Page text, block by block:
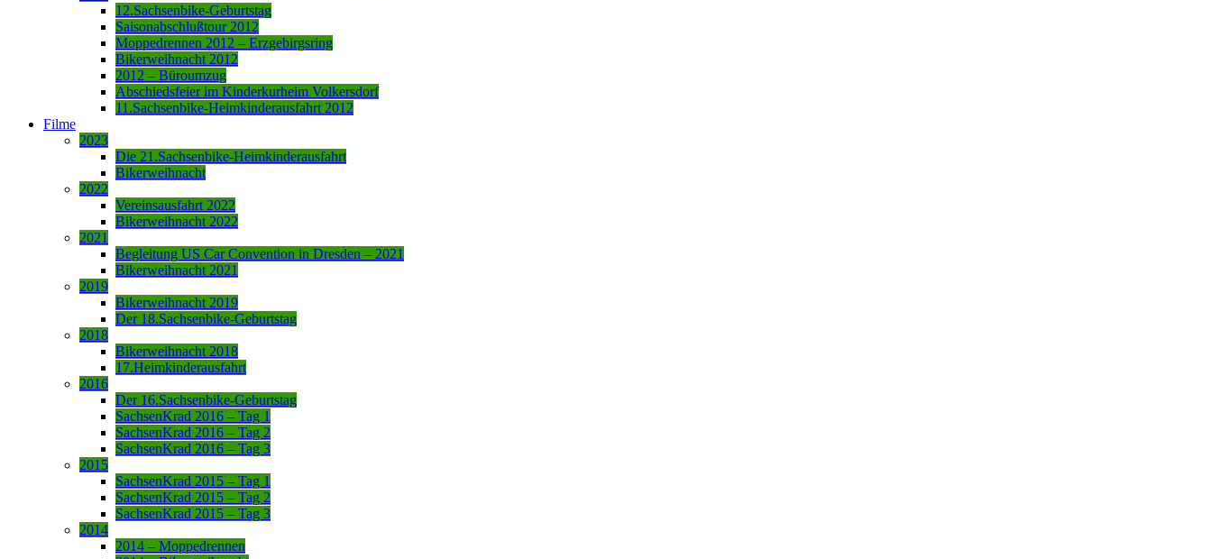
12.Sachsenbike-Geburtstag
Saisonabschlußtour 2012
Moppedrennen 2012 – Erzgebirgsring
Bikerweihnacht 2012
2012 – Büroumzug
Abschiedsfeier im Kinderkurheim Volkersdorf
11.Sachsenbike-Heimkinderausfahrt 2012
Filme
2023
Die 21.Sachsenbike-Heimkinderausfahrt
Bikerweihnacht
2022
Vereinsausfahrt 2022
Bikerweihnacht 2022
2021
Begleitung US Car Convention in Dresden – 2021
Bikerweihnacht 2021
2019
Bikerweihnacht 2019
Der 18.Sachsenbike-Geburtstag
2018
Bikerweihnacht 2018
17.Heimkinderausfahrt
2016
Der 16.Sachsenbike-Geburtstag
SachsenKrad 2016 – Tag 1
SachsenKrad 2016 – Tag 2
SachsenKrad 2016 – Tag 3
2015
SachsenKrad 2015 – Tag 1
SachsenKrad 2015 – Tag 2
SachsenKrad 2015 – Tag 3
2014
2014 – Moppedrennen